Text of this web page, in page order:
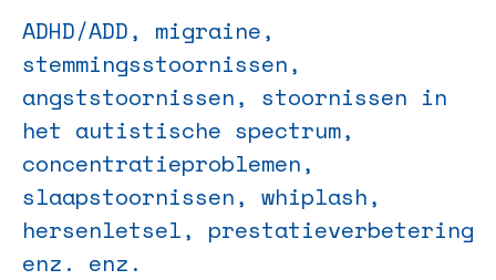
ADHD/ADD, migraine,
stemmingsstoornissen,
angststoornissen, stoornissen in
het autistische spectrum,
concentratieproblemen,
slaapstoornissen, whiplash,
hersenletsel, prestatieverbetering
enz. enz.